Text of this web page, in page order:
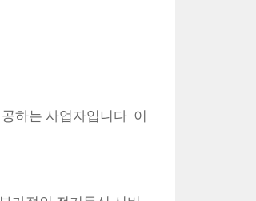
하는 사업자입니다. 이